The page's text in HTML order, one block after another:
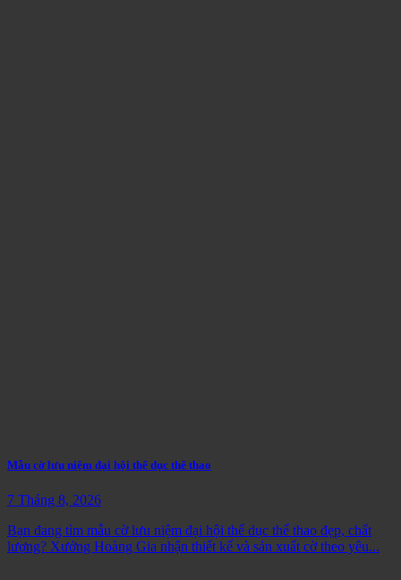
Mẫu cờ lưu niệm đại hội thể dục thể thao
7 Tháng 8, 2026
Bạn đang tìm mẫu cờ lưu niệm đại hội thể dục thể thao đẹp, chất
lượng? Xưởng Hoàng Gia nhận thiết kế và sản xuất cờ theo yêu...